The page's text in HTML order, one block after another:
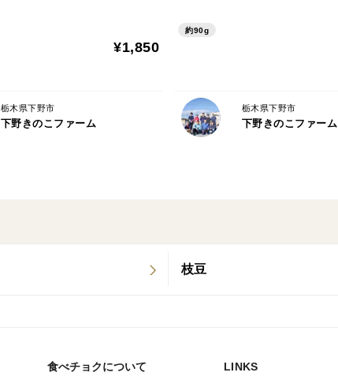
品質に問題はございませんので、安心し
枝豆
¥1,850
栃木県下野市
下野きのこファーム
約90g
栃木県下野市
下野きのこファーム
食べチョクについて LINKS